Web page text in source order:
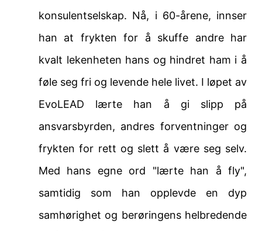
konsulentselskap. Nå, i 60-årene, innser
han at frykten for å skuffe andre har
kvalt lekenheten hans og hindret ham i å
føle seg fri og levende hele livet. I løpet av
EvoLEAD lærte han å gi slipp på
ansvarsbyrden, andres forventninger og
frykten for rett og slett å være seg selv.
Med hans egne ord "lærte han å fly",
samtidig som han opplevde en dyp
samhørighet og berøringens helbredende